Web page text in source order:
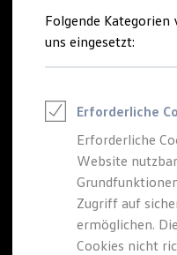
Reifenpakete
Leasing
Leasing-
Elektroauto
Leasing
Finanzierung
Autokredit
Versicherungen
Kfz-
Garantien
Folgende Kategorien
uns eingesetzt:
Erforderliche
Erforderliche
Website
Zugriff auf
ermöglichen.
Cookies nicht